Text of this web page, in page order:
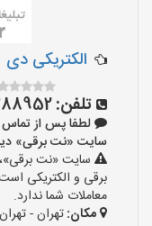
الکتریکی دی
تلفن:
لطفا پس از تماس
سایت «نت برقی» دیده ام و
سایت «نت
برقی و الکتریکی
معاملات شما ندارد.
مکان:تهران - تهران